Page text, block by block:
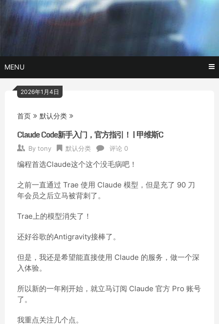
托尼不是
塔克
玩转AI黑科技,AI换脸，AI绘画，AI聊天….
MENU
2026年1月4日
首页 默认分类
Claude Code新手入门，官方指引！ | 甲维斯C
By tony 默认分类 评论 0
编程首选Claude这个这个没毛病吧！
之前一直通过 Trae 使用 Claude 模型，但是充了 90 刀
年会员之后立马被背刺了。
Trae上的模型消失了！
还好谷歌的Antigravity接棒了。
但是，我还是希望能直接使用 Claude 的服务，做一个深
入体验。
所以新的一年刚开始，就立马订阅 Claude 官方 Pro 账号
了。
我重点关注几个点。